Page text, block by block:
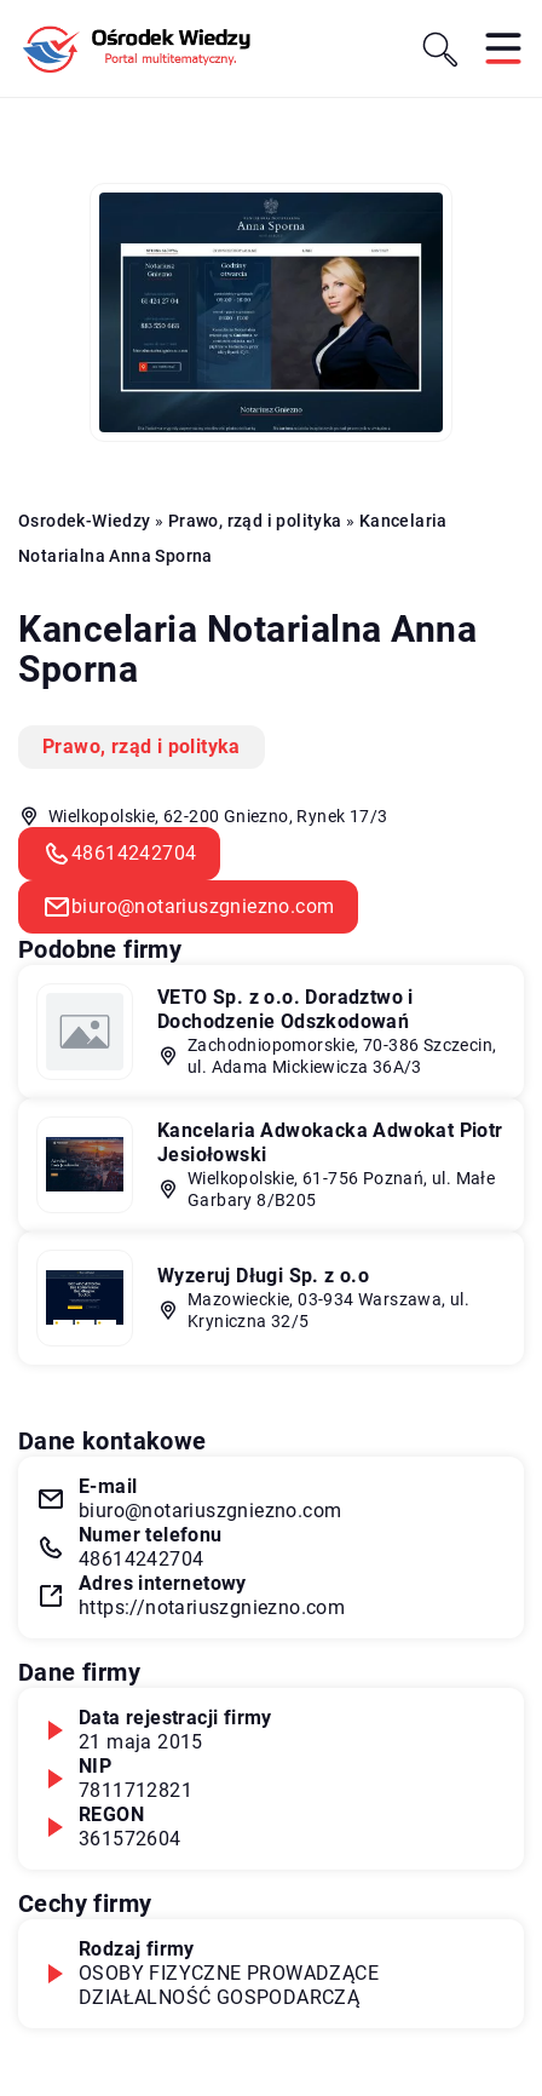
Osrodek-Wiedzy » Prawo, rząd i polityka » Kancelaria
Notarialna Anna Sporna
Kancelaria Notarialna Anna
Sporna
Prawo, rząd i polityka
Wielkopolskie, 62-200 Gniezno, Rynek 17/3
48614242704
biuro@notariuszgniezno.com
Podobne firmy
VETO Sp. z o.o. Doradztwo i
Dochodzenie Odszkodowań
Zachodniopomorskie, 70-386 Szczecin,
ul. Adama Mickiewicza 36A/3
Kancelaria Adwokacka Adwokat Piotr
Jesiołowski
Wielkopolskie, 61-756 Poznań, ul. Małe
Garbary 8/B205
Wyzeruj Długi Sp. z o.o
Mazowieckie, 03-934 Warszawa, ul.
Kryniczna 32/5
Dane kontakowe
E-mail
biuro@notariuszgniezno.com
Numer telefonu
48614242704
Adres internetowy
https://notariuszgniezno.com
Dane firmy
Data rejestracji firmy
21 maja 2015
NIP
7811712821
REGON
361572604
Cechy firmy
Rodzaj firmy
OSOBY FIZYCZNE PROWADZĄCE
DZIAŁALNOŚĆ GOSPODARCZĄ